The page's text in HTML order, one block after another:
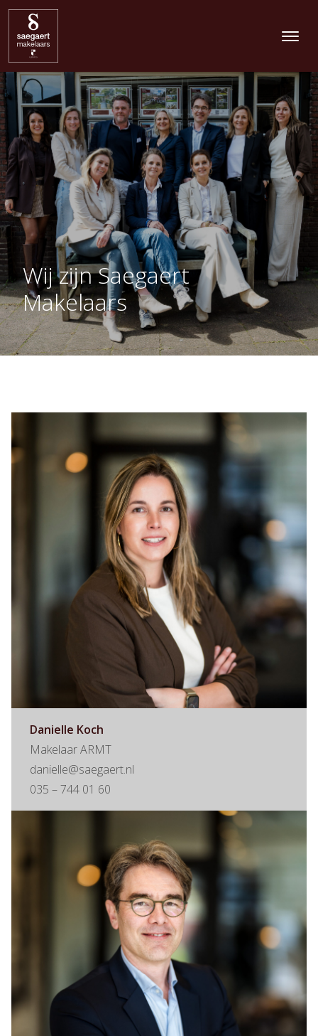
Wij zijn Saegaert
Makelaars
Danielle Koch
Makelaar ARMT
danielle@saegaert.nl
035 – 744 01 60